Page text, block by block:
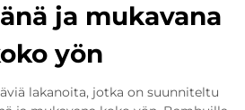
ja mukavana
yön
lakanoita, jotka on suunniteltu